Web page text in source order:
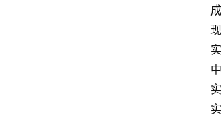
成
现
实
中
实
实